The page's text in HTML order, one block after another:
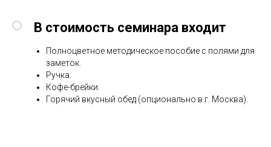
В стоимость семинара входит
Полноцветное методическое пособие с полями для
заметок.
Ручка.
Кофе-брейки.
Горячий вкусный обед (опционально в г. Москва).